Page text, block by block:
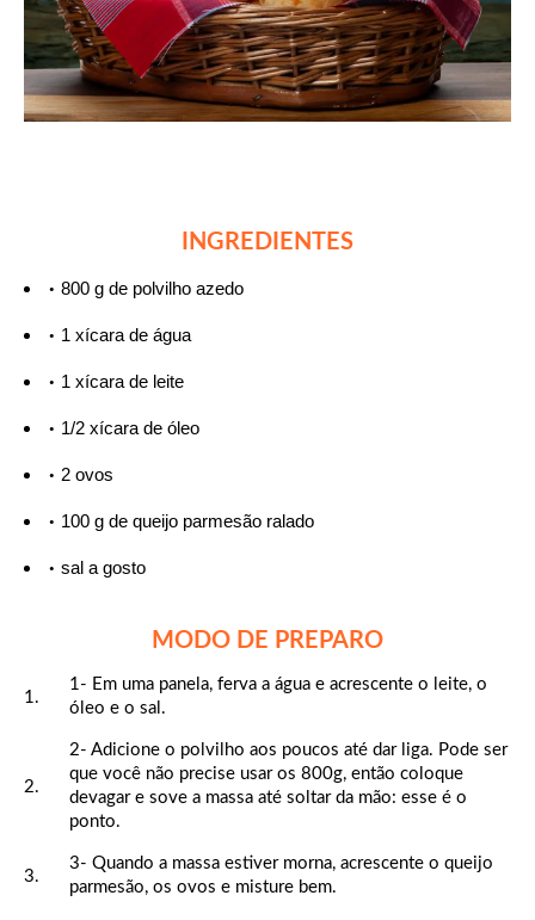
INGREDIENTES
800 g de polvilho azedo
1 xícara de água
1 xícara de leite
1/2 xícara de óleo
2 ovos
100 g de queijo parmesão ralado
sal a gosto
MODO DE PREPARO
1- Em uma panela, ferva a água e acrescente o leite, o
óleo e o sal.
2- Adicione o polvilho aos poucos até dar liga. Pode ser
que você não precise usar os 800g, então coloque
devagar e sove a massa até soltar da mão: esse é o
ponto.
3- Quando a massa estiver morna, acrescente o queijo
parmesão, os ovos e misture bem.